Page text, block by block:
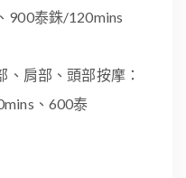
900泰銖/120mins
、肩部、頭部按摩：
、600泰